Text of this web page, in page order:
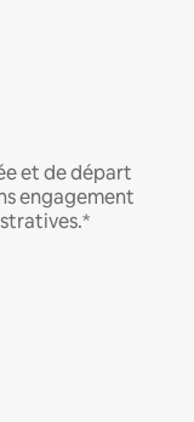
et de départ
engagement